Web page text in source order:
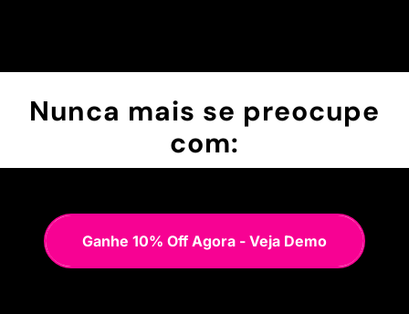
Nunca mais se preocupe
com:
Ganhe 10% Off Agora - Veja Demo